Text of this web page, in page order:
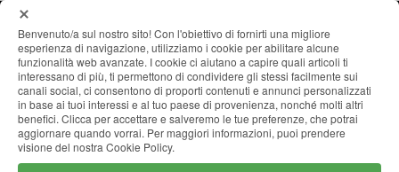
HOME
AZIENDA Azienda
Benvenuto/a sul nostro sito! Con l'obiettivo di fornirti una migliore
esperienza di navigazione, utilizziamo i cookie per abilitare alcune
funzionalità web avanzate. I cookie ci aiutano a capire quali articoli ti
interessano di più, ti permettono di condividere gli stessi facilmente sui
canali social, ci consentono di proporti contenuti e annunci personalizzati
in base ai tuoi interessi e al tuo paese di provenienza, nonché molti altri
benefici. Clicca per accettare e salveremo le tue preferenze, che potrai
aggiornare quando vorrai. Per maggiori informazioni, puoi prendere
visione del nostra Cookie Policy.